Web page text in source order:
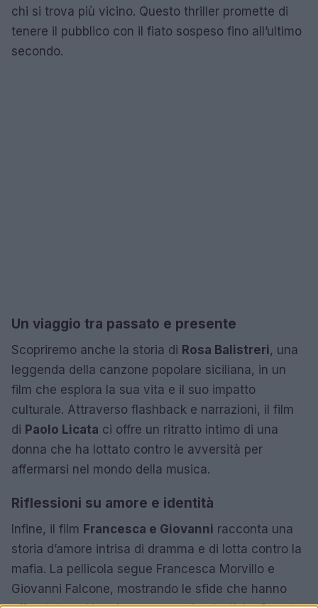
chi si trova più vicino. Questo thriller promette di
tenere il pubblico con il fiato sospeso fino all’ultimo
secondo.
Un viaggio tra passato e presente
Scopriremo anche la storia di Rosa Balistreri, una
leggenda della canzone popolare siciliana, in un
film che esplora la sua vita e il suo impatto
culturale. Attraverso flashback e narrazioni, il film
di Paolo Licata ci offre un ritratto intimo di una
donna che ha lottato contro le avversità per
affermarsi nel mondo della musica.
Riflessioni su amore e identità
Infine, il film Francesca e Giovanni racconta una
storia d’amore intrisa di dramma e di lotta contro la
mafia. La pellicola segue Francesca Morvillo e
Giovanni Falcone, mostrando le sfide che hanno